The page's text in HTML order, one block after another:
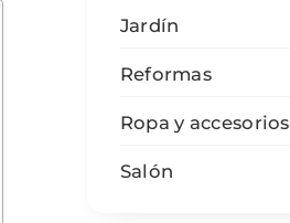
Jardín
Reformas
Ropa y accesorios
Salón